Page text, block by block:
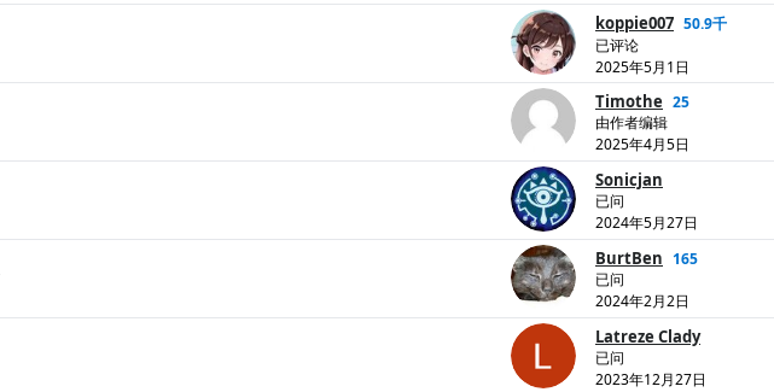
koppie007 50.9千
已评论
2025年5月1日
Timothe 25
由作者编辑
2025年4月5日
Sonicjan
已问
2024年5月27日
BurtBen 165
已问
2024年2月2日
Latreze Clady
已问
2023年12月27日